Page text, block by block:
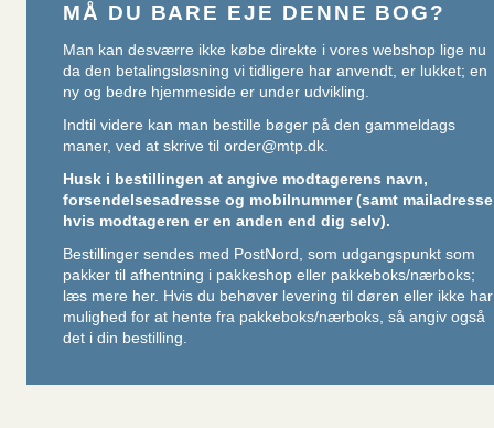
MÅ DU BARE EJE DENNE BOG?
Man kan desværre ikke købe direkte i vores webshop lige nu
da den betalingsløsning vi tidligere har anvendt, er lukket; en
ny og bedre hjemmeside er under udvikling.
Indtil videre kan man bestille bøger på den gammeldags
maner, ved at skrive til order@mtp.dk.
Husk i bestillingen at angive modtagerens navn,
forsendelsesadresse og mobilnummer (samt mailadresse
hvis modtageren er en anden end dig selv).
Bestillinger sendes med PostNord, som udgangspunkt som
pakker til afhentning i pakkeshop eller pakkeboks/nærboks;
læs mere her. Hvis du behøver levering til døren eller ikke har
mulighed for at hente fra pakkeboks/nærboks, så angiv også
det i din bestilling.